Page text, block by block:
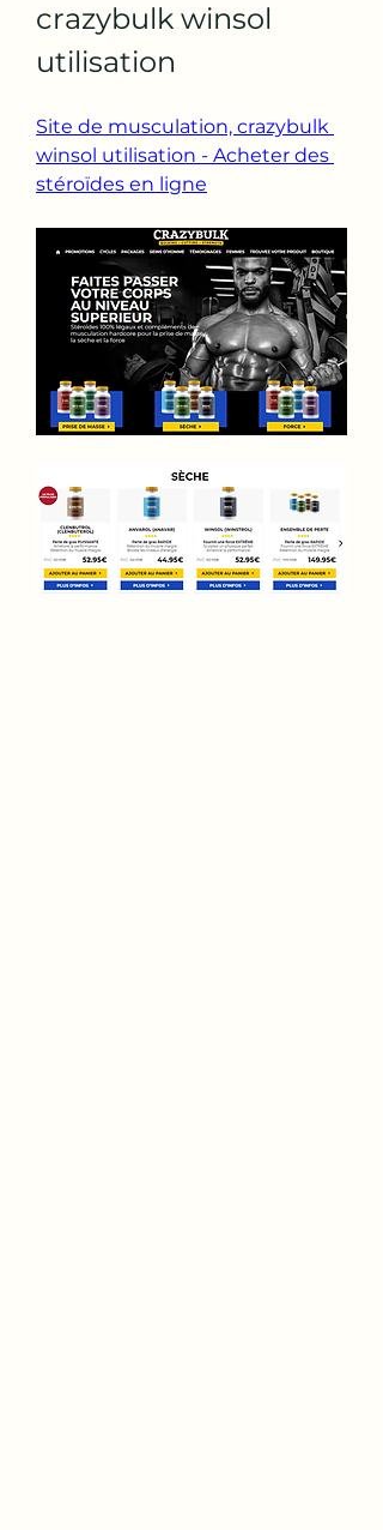
crazybulk winsol
utilisation
Site de musculation, crazybulk
winsol utilisation - Acheter des
stéroïdes en ligne